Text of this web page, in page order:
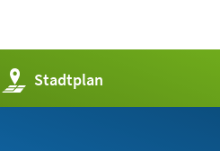
Stadtplan
(Öffnet
in
einem